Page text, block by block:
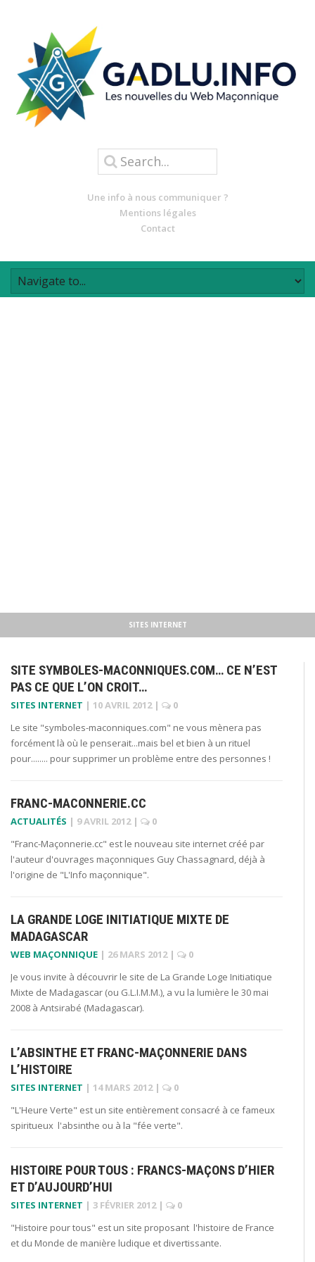
Une info à nous communiquer ?
Mentions légales
Contact
SITES INTERNET
SITE SYMBOLES-MACONNIQUES.COM… CE N’EST
PAS CE QUE L’ON CROIT…
SITES INTERNET | 10 AVRIL 2012 |
0
Le site "symboles-maconniques.com" ne vous mènera pas
forcément là où le penserait...mais bel et bien à un rituel
pour........ pour supprimer un problème entre des personnes !
FRANC-MACONNERIE.CC
ACTUALITÉS | 9 AVRIL 2012 |
0
"Franc-Maçonnerie.cc" est le nouveau site internet créé par
l'auteur d'ouvrages maçonniques Guy Chassagnard, déjà à
l'origine de "L'Info maçonnique".
LA GRANDE LOGE INITIATIQUE MIXTE DE
MADAGASCAR
WEB MAÇONNIQUE | 26 MARS 2012 |
0
Je vous invite à découvrir le site de La Grande Loge Initiatique
Mixte de Madagascar (ou G.L.I.M.M.), a vu la lumière le 30 mai
2008 à Antsirabé (Madagascar).
L’ABSINTHE ET FRANC-MAÇONNERIE DANS
L’HISTOIRE
SITES INTERNET | 14 MARS 2012 |
0
"L'Heure Verte" est un site entièrement consacré à ce fameux
spiritueux l'absinthe ou à la "fée verte".
HISTOIRE POUR TOUS : FRANCS-MAÇONS D’HIER
ET D’AUJOURD’HUI
SITES INTERNET | 3 FÉVRIER 2012 |
0
"Histoire pour tous" est un site proposant l'histoire de France
et du Monde de manière ludique et divertissante.